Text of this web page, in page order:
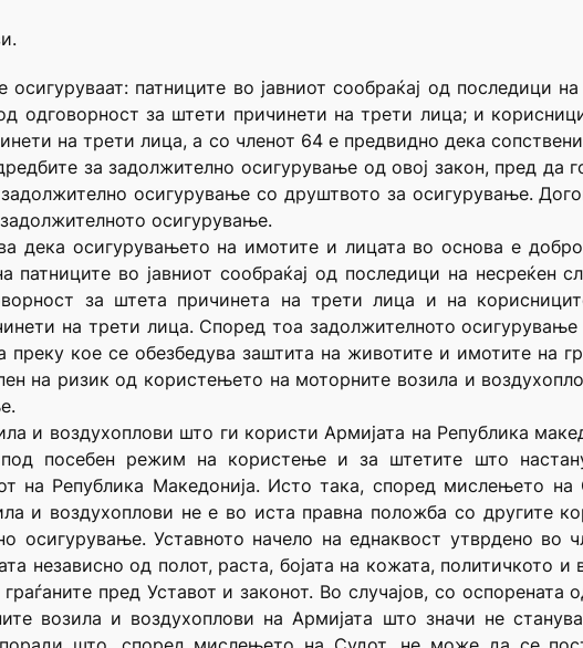
патниците во јавниот сообраќај од последици на
одговорност за штети причинети на трети лица; и
на трети лица, а со членот 64 е предвидно дека
за задолжително осигурување од овој закон, пред да
осигурување со друштвото за осигурување.
осигурување.
дека осигурувањето на имотите и лицата во основа е
патниците во јавниот сообраќај од последици на несреќен
за штета причинета на трети лица и на
на трети лица. Според тоа задолжителното осигурување
кое се обезбедува заштита на животите и имотите на
на ризик од користењето на моторните возила и
и воздухоплови што ги користи Армијата на Република
посебен режим на користење и за штетите што
на Република Македонија. Исто така, според мислењето на
и воздухоплови не е во иста правна положба со другите
осигурување. Уставното начело на еднаквост утврдено во
независно од полот, раста, бојата на кожата, политичкото
пред Уставот и законот. Во случајов, со оспорената
возила и воздухоплови на Армијата што значи не